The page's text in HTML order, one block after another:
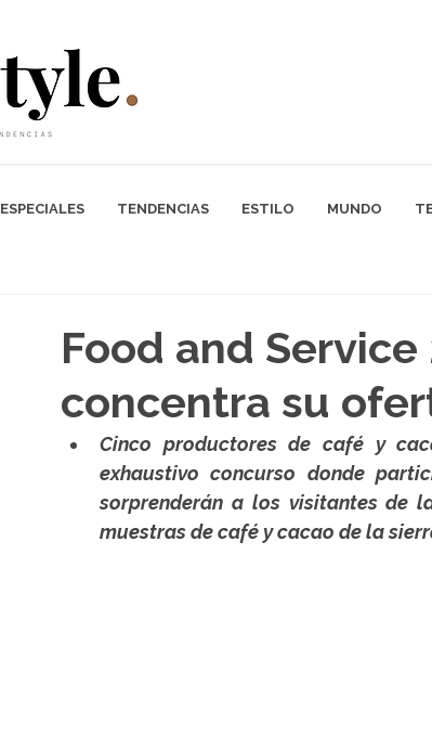
ESPECIALES TENDENCIAS ESTILO MUNDO
Food and Service
concentra su
Cinco productores de café y
exhaustivo concurso donde
muestras de café y cacao de la